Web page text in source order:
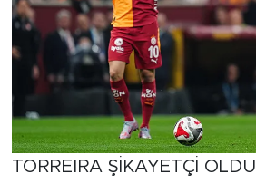
TORREIRA ŞİKAYETÇİ OLDU